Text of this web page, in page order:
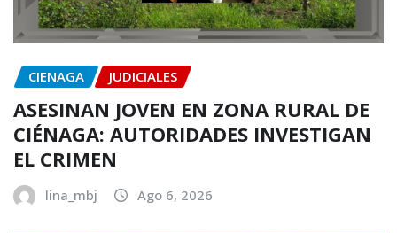
CIENAGA JUDICIALES
ASESINAN JOVEN EN ZONA RURAL DE
CIÉNAGA: AUTORIDADES INVESTIGAN
EL CRIMEN
lina_mbj Ago 6, 2026